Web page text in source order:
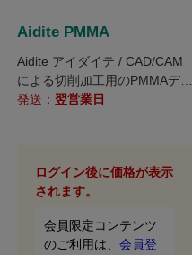
Aidite PMMA
Aidite アイダイテ / CAD/CAM
による切削加工用のPMMAディ
スク テンポラリークラウン・
発送： 翌営業日
ログイン後に価格が表示
されます。
会員限定コンテンツ
のご利用は、 会員登